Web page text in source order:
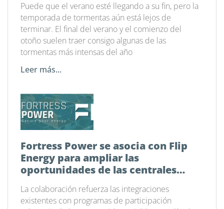
Puede que el verano esté llegando a su fin, pero la
temporada de tormentas aún está lejos de
terminar. El final del verano y el comienzo del
otoño suelen traer consigo algunas de las
tormentas más intensas del año
Leer más...
Fortress Power se asocia con Flip
Energy para ampliar las
oportunidades de las centrales
eléctricas virtuales en todo el país
La colaboración refuerza las integraciones
existentes con programas de participación